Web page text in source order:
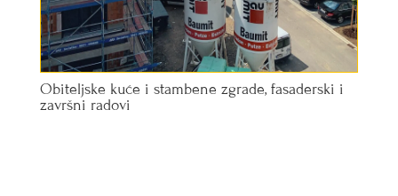
Obiteljske kuće i stambene zgrade, fasaderski i
završni radovi